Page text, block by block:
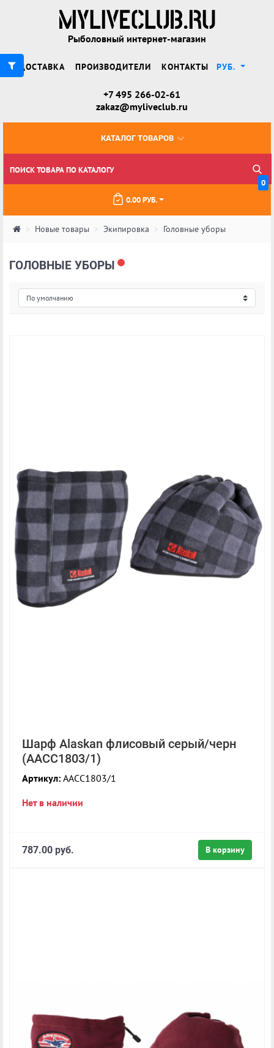
Рыболовный интернет-магазин
ДОСТАВКА ПРОИЗВОДИТЕЛИ КОНТАКТЫ РУБ.
+7 495 266-02-61
zakaz@myliveclub.ru
КАТАЛОГ ТОВАРОВ
0
0.00 РУБ.
Новые товары Экипировка Головные уборы
ГОЛОВНЫЕ УБОРЫ
Шарф Alaskan флисовый серый/черн
(AACC1803/1)
Артикул: AACC1803/1
Нет в наличии
В корзину
787.00 руб.